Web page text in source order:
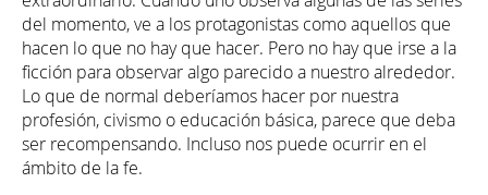
del momento, ve a los protagonistas como aquellos que
hacen lo que no hay que hacer. Pero no hay que irse a la
ficción para observar algo parecido a nuestro alrededor.
Lo que de normal deberíamos hacer por nuestra
profesión, civismo o educación básica, parece que deba
ser recompensando. Incluso nos puede ocurrir en el
ámbito de la fe.